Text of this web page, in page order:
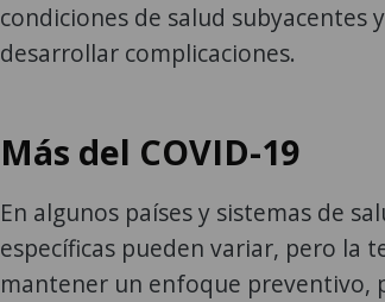
condiciones de salud subyacentes
desarrollar complicaciones.
Más del COVID-19
En algunos países y sistemas de
específicas pueden variar, pero la
mantener un enfoque preventivo,